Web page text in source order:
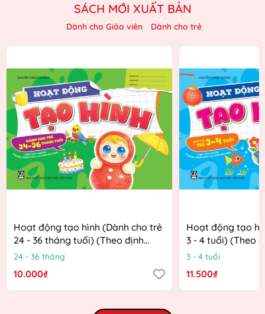
SÁCH MỚI XUẤT BẢN
Dành cho Giáo viên Dành cho trẻ
Hoạt động tạo hình (Dành cho trẻ
24 - 36 tháng tuổi) (Theo định
hướng Chương trình Giáo dục
24 - 36 tháng
10.000₫
Hoạt động tạo
3 - 4 tuổi) (Theo
Chương trình
3 - 4 tuổi
11.500₫